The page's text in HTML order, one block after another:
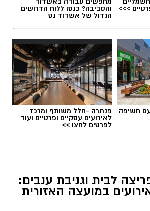
אירעו שני ניסיונות לגניבה
באזור מושב לכיש. על פי
הגיעו ברכב ללא אורות, אך
שהתקבלה הוזעק שומר
נמלטו לפני שהצליחו
>>> והסביבה? כנסו ללוח הדרושים
הגדול של אשדוד נט
חשיפה פנתרה -חלל משותף ומרכז
לאירועים עסקיים ופרטיים ועוד
לפרטים לחצו >>
לבית וגניבת ענבים:
במועצה האזורית